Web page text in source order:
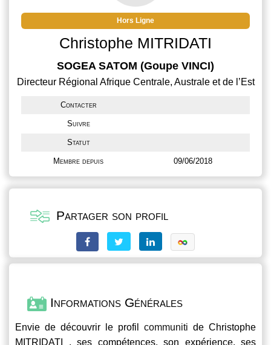
Hors Ligne
Christophe MITRIDATI
SOGEA SATOM (Goupe VINCI)
Directeur Régional Afrique Centrale, Australe et de l’Est
Contacter
Suivre
Statut
Membre depuis 09/06/2018
Partager son profil
Informations Générales
Envie de découvrir le profil communiti de Christophe
MITRIDATI , ses compétences, son expérience, ses